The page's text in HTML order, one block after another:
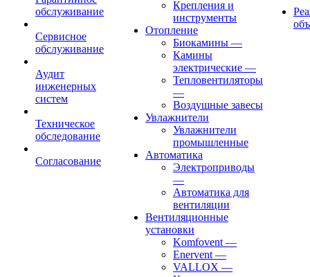
обслуживание
Сервисное
обслуживание
Аудит
инженерных
систем
Техническое
обследование
Согласование
Крепления и
инструменты
Отопление
Биокамины —
Камины
электрические —
Тепловентиляторы
—
Воздушные завесы
Увлажнители
Увлажнители
промышленные
Автоматика
Электроприводы
—
Автоматика для
вентиляции
Вентиляционные
установки
Komfovent —
Enervent —
VALLOX —